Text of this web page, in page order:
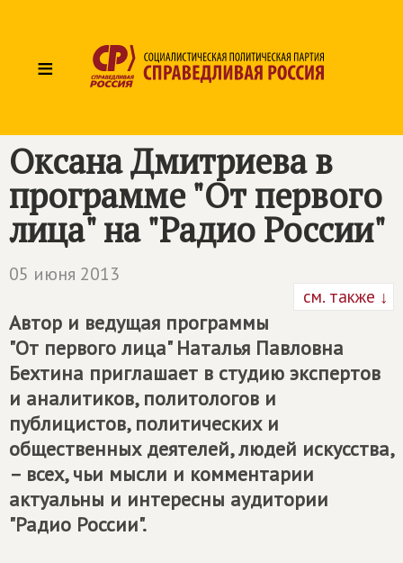
≡
Оксана Дмитриева в
программе "От первого
лица" на "Радио России"
05 июня 2013
см. также ↓
Автор и ведущая программы
"От первого лица" Наталья Павловна
Бехтина приглашает в студию экспертов
и аналитиков, политологов и
публицистов, политических и
общественных деятелей, людей искусства,
– всех, чьи мысли и комментарии
актуальны и интересны аудитории
"Радио России".